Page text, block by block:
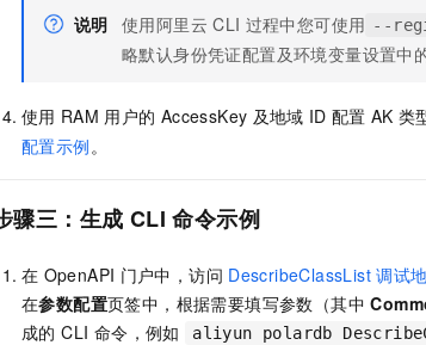
说明 使用阿里云 CLI 过程中您可使用 --
略默认身份凭证配置及环境变量设置中
使用 RAM 用户的 AccessKey 及地域 ID 配置 AK 类
配置示例。
骤三：生成 CLI 命令示例
在 OpenAPI 门户中，访问 DescribeClassList 调试
在参数配置页签中，根据需要填写参数（其中
成的 CLI 命令，例如
aliyun polardb